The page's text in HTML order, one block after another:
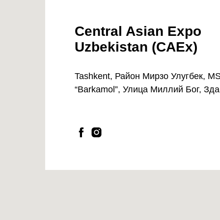
Central Asian Expo
Uzbekistan (CAEx)
Tashkent, Район Мирзо Улугбек,
“Barkamol”, Улица Миллий Бог,